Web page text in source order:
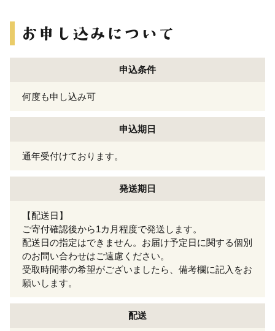
申込条件
何度も申し込み可
申込期日
通年受付けております。
発送期日
【配送日】
ご寄付確認後から1カ月程度で発送します。
配送日の指定はできません。お届け予定日に関する個別
のお問い合わせはご遠慮ください。
受取時間帯の希望がございましたら、備考欄に記入をお
願いします。
配送